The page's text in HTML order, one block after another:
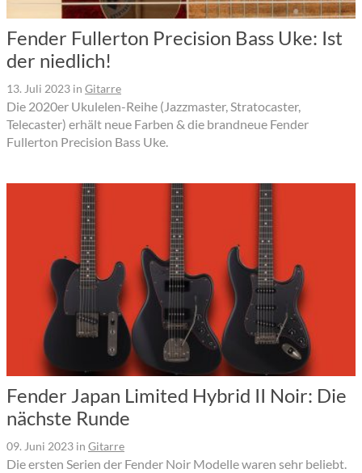
Fender Fullerton Precision Bass Uke: Ist
der niedlich!
13. Juli 2023 in Gitarre
Die 2020er Ukulelen-Reihe (Jazzmaster, Stratocaster,
Telecaster) erhält neue Farben & die brandneue Fender
Fullerton Precision Bass Uke.
Fender Japan Limited Hybrid II Noir: Die
nächste Runde
09. Juni 2023 in Gitarre
Die ersten Serien der Fender Noir Modelle waren sehr beliebt.